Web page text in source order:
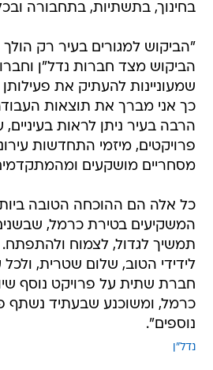
בחינוך, בתשתיות, בתחבורה
"הביקוש למגורים בעיר רק הולך
הביקוש מצד חברות נדל"ן
שמעוניינות להעתיק את
כך אני מברך את תוצאות
הרבה בעיר ניתן לראות
פרויקטים, מיזמי התחדשות
מסחריים מושקעים
כל אלה הם ההוכחה הטובה
המשקיעים בטירת כרמל,
תמשיך לגדול, לצמוח
לידידי הטוב, שלום שטרית, ולכל
חברת שתית על פרויקט נוסף
כרמל, ומשוכנע שבעתיד נשתף
נוספים".
נדל"ן